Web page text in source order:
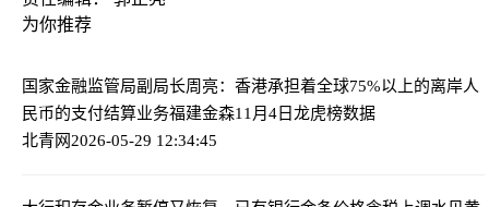
为你推荐
国家金融监管局副局长周亮：香港承担着全球75%以上的离岸人
民币的支付结算业务福建金森11月4日龙虎榜数据
北青网2026-05-29 12:34:45